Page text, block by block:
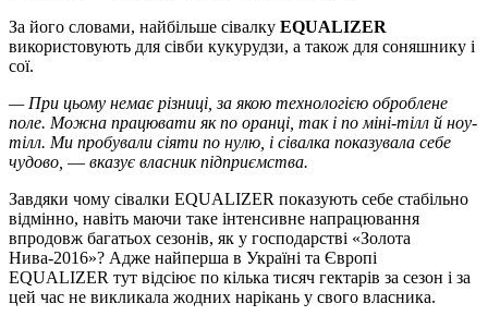
За його словами, найбільше сівалку EQUALIZER
використовують для сівби кукурудзи, а також для соняшнику і
сої.
— При цьому немає різниці, за якою технологією оброблене
поле. Можна працювати як по оранці, так і по міні-тілл й ноу-
тілл. Ми пробували сіяти по нулю, і сівалка показувала себе
чудово, ― вказує власник підприємства.
Завдяки чому сівалки EQUALIZER показують себе стабільно
відмінно, навіть маючи таке інтенсивне напрацювання
впродовж багатьох сезонів, як у господарстві «Золота
Нива-2016»? Адже найперша в Україні та Європі
EQUALIZER тут відсіює по кілька тисяч гектарів за сезон і за
цей час не викликала жодних нарікань у свого власника.